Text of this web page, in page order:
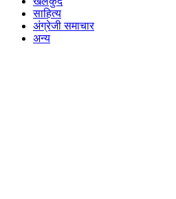
साहित्य
अंग्रेजी समाचार
अन्य